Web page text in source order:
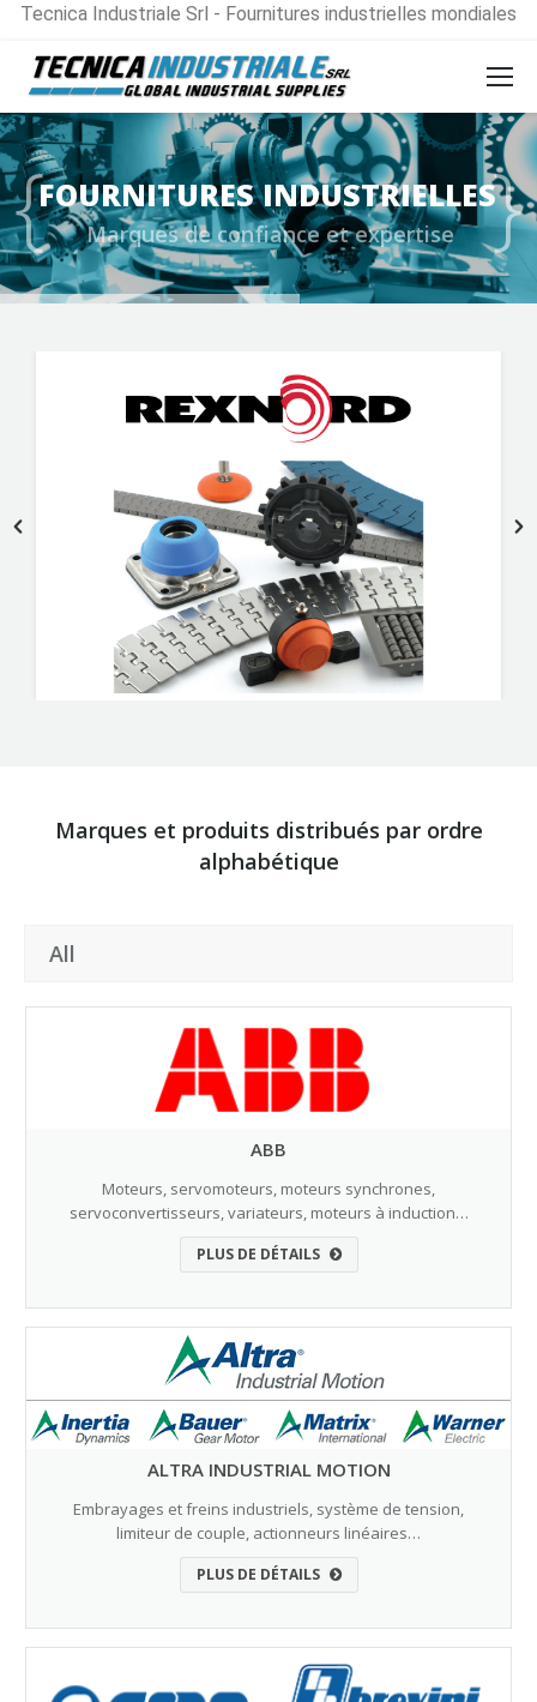
Tecnica Industriale Srl - Fournitures industrielles mondiales
FOURNITURES INDUSTRIELLES
Marques de confiance et expertise
{ }
Marques et produits distribués par ordre
alphabétique
All
ABB
Moteurs, servomoteurs, moteurs synchrones,
servoconvertisseurs, variateurs, moteurs à induction…
PLUS DE DÉTAILS
ALTRA INDUSTRIAL MOTION
Embrayages et freins industriels, système de tension,
limiteur de couple, actionneurs linéaires…
PLUS DE DÉTAILS